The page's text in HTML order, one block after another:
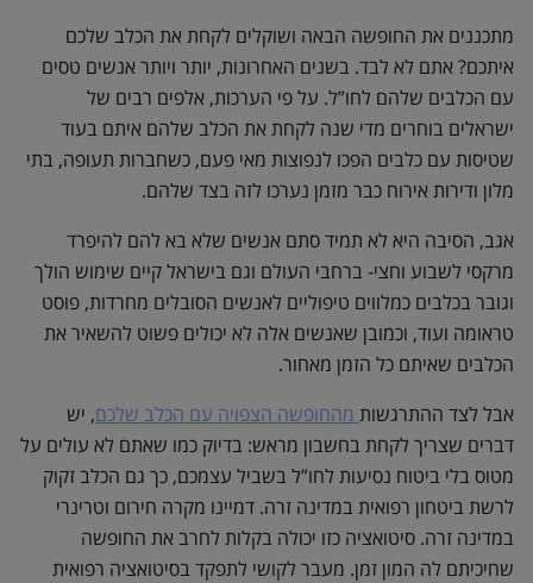
מתכננים את החופשה הבאה ושוקלים לקחת את הכלב שלכם
איתכם? אתם לא לבד. בשנים האחרונות, יותר ויותר אנשים טסים
עם הכלבים שלהם לחו”ל. על פי הערכות, אלפים רבים של
ישראלים בוחרים מדי שנה לקחת את הכלב שלהם איתם בעוד
שטיסות עם כלבים הפכו לנפוצות מאי פעם, כשחברות תעופה, בתי
מלון ודירות אירוח כבר מזמן נערכו לזה בצד שלהם.
אגב, הסיבה היא לא תמיד סתם אנשים שלא בא להם להיפרד
מרקסי לשבוע וחצי- ברחבי העולם וגם בישראל קיים שימוש הולך
וגובר בכלבים כמלווים טיפוליים לאנשים הסובלים מחרדות, פוסט
טראומה ועוד, וכמובן שאנשים אלה לא יכולים פשוט להשאיר את
הכלבים שאיתם כל הזמן מאחור.
אבל לצד ההתרגשות מהחופשה הצפויה עם הכלב שלכם, יש
דברים שצריך לקחת בחשבון מראש: בדיוק כמו שאתם לא עולים על
מטוס בלי ביטוח נסיעות לחו”ל בשביל עצמכם, כך גם הכלב זקוק
לרשת ביטחון רפואית במדינה זרה. דמיינו מקרה חירום וטרינרי
במדינה זרה. סיטואציה כזו יכולה בקלות לחרב את החופשה
שחיכיתם לה המון זמן. מעבר לקושי לתפקד בסיטואציה רפואית